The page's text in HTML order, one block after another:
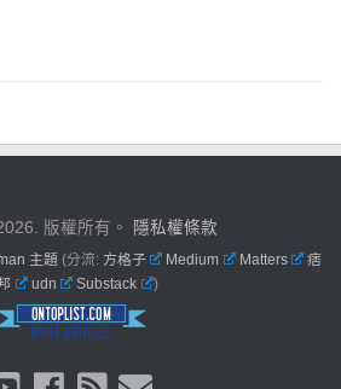
版權所有。 隱私權條款
主題 (分流: 方格子 Medium Matters
痞
udn Substack )